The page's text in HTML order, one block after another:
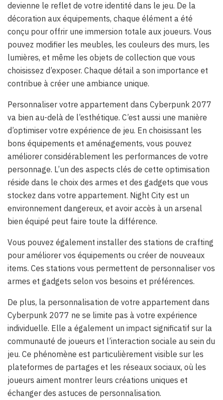
devienne le reflet de votre identité dans le jeu. De la
décoration aux équipements, chaque élément a été
conçu pour offrir une immersion totale aux joueurs. Vous
pouvez modifier les meubles, les couleurs des murs, les
lumières, et même les objets de collection que vous
choisissez d’exposer. Chaque détail a son importance et
contribue à créer une ambiance unique.
Personnaliser votre appartement dans Cyberpunk 2077
va bien au-delà de l’esthétique. C’est aussi une manière
d’optimiser votre expérience de jeu. En choisissant les
bons équipements et aménagements, vous pouvez
améliorer considérablement les performances de votre
personnage. L’un des aspects clés de cette optimisation
réside dans le choix des armes et des gadgets que vous
stockez dans votre appartement. Night City est un
environnement dangereux, et avoir accès à un arsenal
bien équipé peut faire toute la différence.
Vous pouvez également installer des stations de crafting
pour améliorer vos équipements ou créer de nouveaux
items. Ces stations vous permettent de personnaliser vos
armes et gadgets selon vos besoins et préférences.
De plus, la personnalisation de votre appartement dans
Cyberpunk 2077 ne se limite pas à votre expérience
individuelle. Elle a également un impact significatif sur la
communauté de joueurs et l’interaction sociale au sein du
jeu. Ce phénomène est particulièrement visible sur les
plateformes de partages et les réseaux sociaux, où les
joueurs aiment montrer leurs créations uniques et
échanger des astuces de personnalisation.